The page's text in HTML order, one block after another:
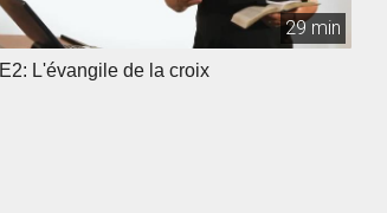
29 min
E2: L'évangile de la croix